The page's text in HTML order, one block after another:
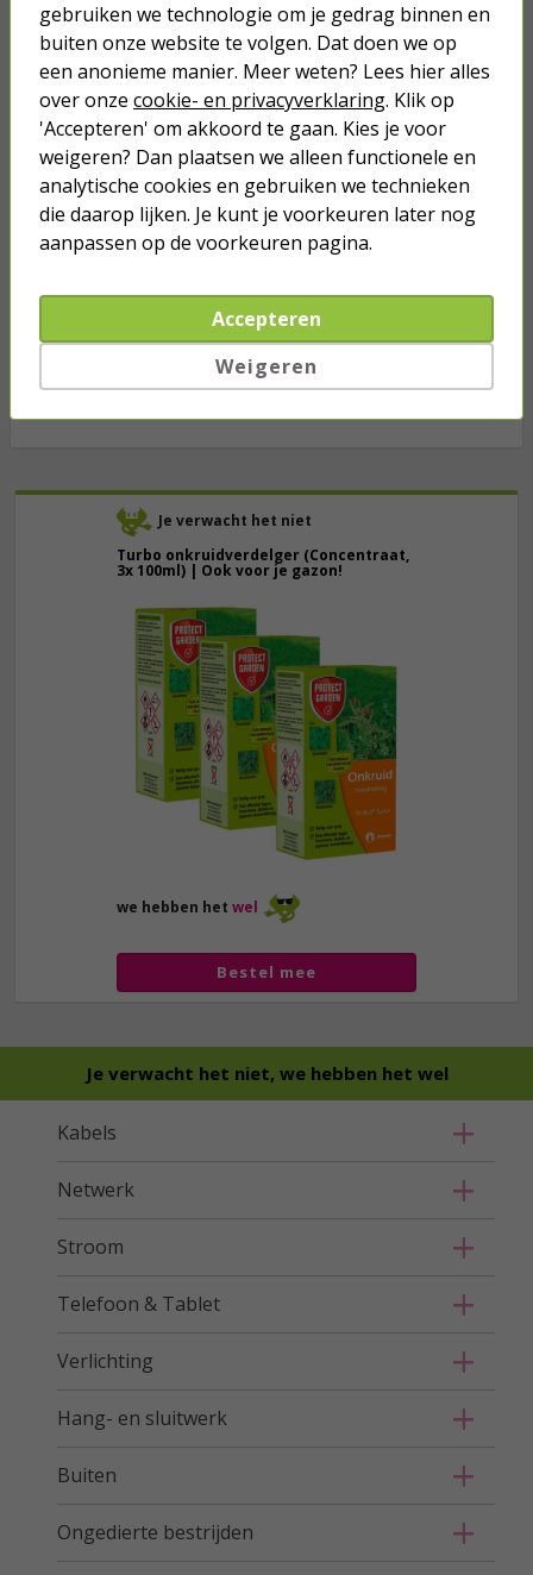
Je verwacht het niet
Turbo onkruidverdelger (Concentraat,
3x 100ml) | Ook voor je gazon!
we hebben het wel
Bestel mee
10 meter (VD, 1.5 mm²)
5,25
Installatiedraad | Fasedraad | 10
meter (VD, 2.5 mm²)
7,95
Installatiedraad | Aardedraad | 10
meter (VD, 2.5 mm²)
Je verwacht het niet, we hebben het wel
Kabels
Netwerk
Stroom
Telefoon & Tablet
Verlichting
Hang- en sluitwerk
Buiten
Ongedierte bestrijden
gebruiken we technologie om je gedrag binnen en
buiten onze website te volgen. Dat doen we op
een anonieme manier. Meer weten? Lees hier alles
over onze cookie- en privacyverklaring. Klik op
'Accepteren' om akkoord te gaan. Kies je voor
weigeren? Dan plaatsen we alleen functionele en
analytische cookies en gebruiken we technieken
die daarop lijken. Je kunt je voorkeuren later nog
aanpassen op de voorkeuren pagina.
Accepteren
Weigeren